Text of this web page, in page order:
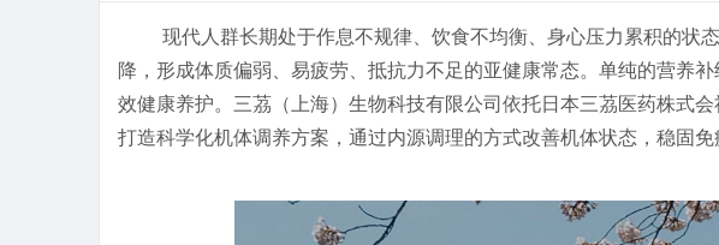
现代人群长期处于作息不规律、饮食不均衡、身心压力累积的状
降，形成体质偏弱、易疲劳、抵抗力不足的亚健康常态。单纯的营养
效健康养护。三茘（上海）生物科技有限公司依托日本三茘医药株式
打造科学化机体调养方案，通过内源调理的方式改善机体状态，稳固免